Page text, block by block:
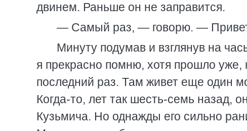
двинем. Раньше он не заправится.
— Самый раз, — говорю. —
Минуту подумав и взглянув на
я прекрасно помню, хотя прошло уже,
последний раз. Там живет еще один
Когда-то, лет так шесть-семь назад,
Кузьмича. Но однажды его сильно